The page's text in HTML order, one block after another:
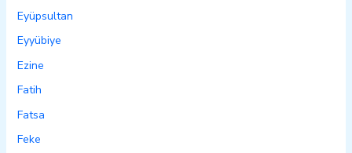
Eyüpsultan
Eyyübiye
Ezine
Fatih
Fatsa
Feke